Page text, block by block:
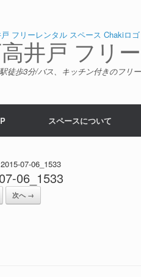
井戸 フリ
徒歩3分/バス、キッチン付きのフリ
スペースについて
2015-07-06_1533
06_1533
次へ →